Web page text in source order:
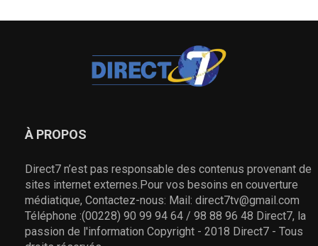
À PROPOS
Direct7 n’est pas responsable des contenus provenant de
sites internet externes.Pour vos besoins en couverture
médiatique, Contactez-nous: Mail: direct7tv@gmail.com
Téléphone :(00228) 90 99 94 64 / 98 88 96 48 Direct7, la
passion de l'information Copyright - 2018 Direct7 - Tous